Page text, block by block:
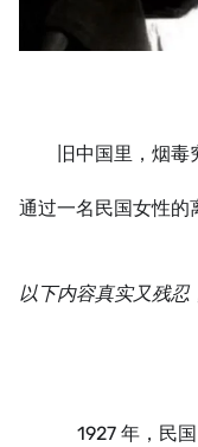
旧中国里，烟
通过一名民国女性的
以下内容真实又残
1927 年，民